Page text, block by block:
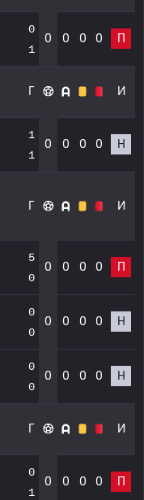
0
1
0 0 0 0 П
Г И
1
1
0 0 0 0 Н
Г И
5
0
0 0 0 0 П
0
0
0 0 0 0 Н
0
0
0 0 0 0 Н
Г И
0
1
0 0 0 0 П